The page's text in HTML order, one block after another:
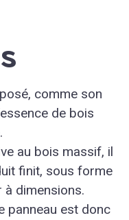
comme son
de bois
au bois massif, il
finit, sous forme
à dimensions.
panneau est donc